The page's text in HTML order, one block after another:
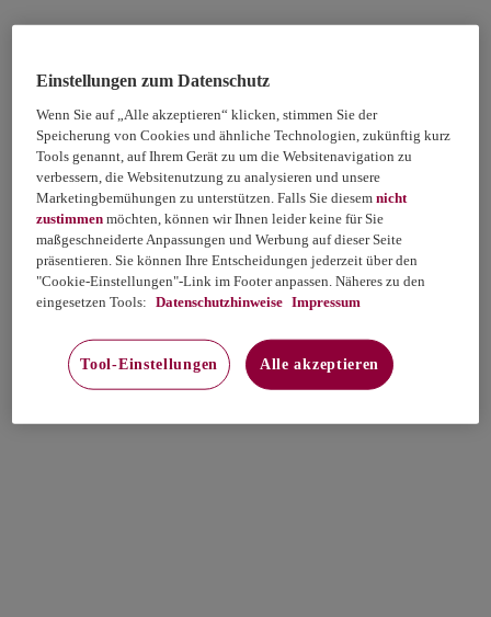
Einstellungen zum Datenschutz
Wenn Sie auf „Alle akzeptieren“ klicken, stimmen Sie der
Speicherung von Cookies und ähnliche Technologien, zukünftig kurz
Tools genannt, auf Ihrem Gerät zu um die Websitenavigation zu
verbessern, die Websitenutzung zu analysieren und unsere
Marketingbemühungen zu unterstützen. Falls Sie diesemnicht
zustimmen möchten, können wir Ihnen leider keine für Sie
maßgeschneiderte Anpassungen und Werbung auf dieser Seite
präsentieren. Sie können Ihre Entscheidungen jederzeit über den
"Cookie-Einstellungen"-Link im Footer anpassen. Näheres zu den
eingesetzen Tools: Datenschutzhinweise Impressum
Tool-Einstellungen Alle akzeptieren